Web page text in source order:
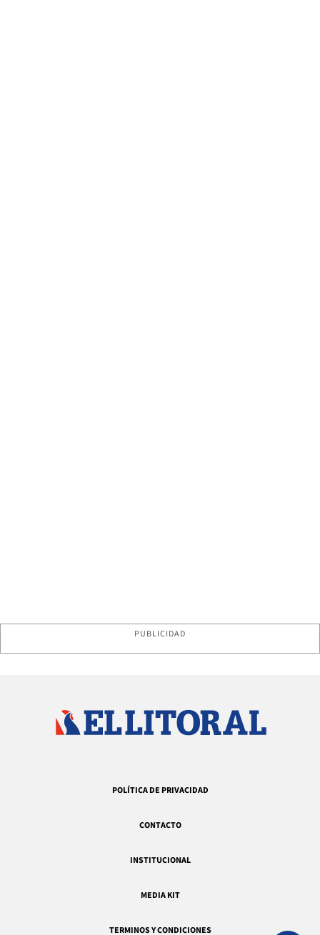
PUBLICIDAD
POLÍTICA DE PRIVACIDAD
CONTACTO
INSTITUCIONAL
MEDIA KIT
TERMINOS Y CONDICIONES